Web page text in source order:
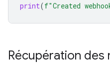
print(f"Created
Récupération des